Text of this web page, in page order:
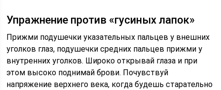
Упражнение против «гусиных лапок»
Прижми подушечки указательных пальцев у внешних
уголков глаз, подушечки средних пальцев прижми у
внутренних уголков. Широко открывай глаза и при
этом высоко поднимай брови. Почувствуй
напряжение верхнего века, когда будешь старательно